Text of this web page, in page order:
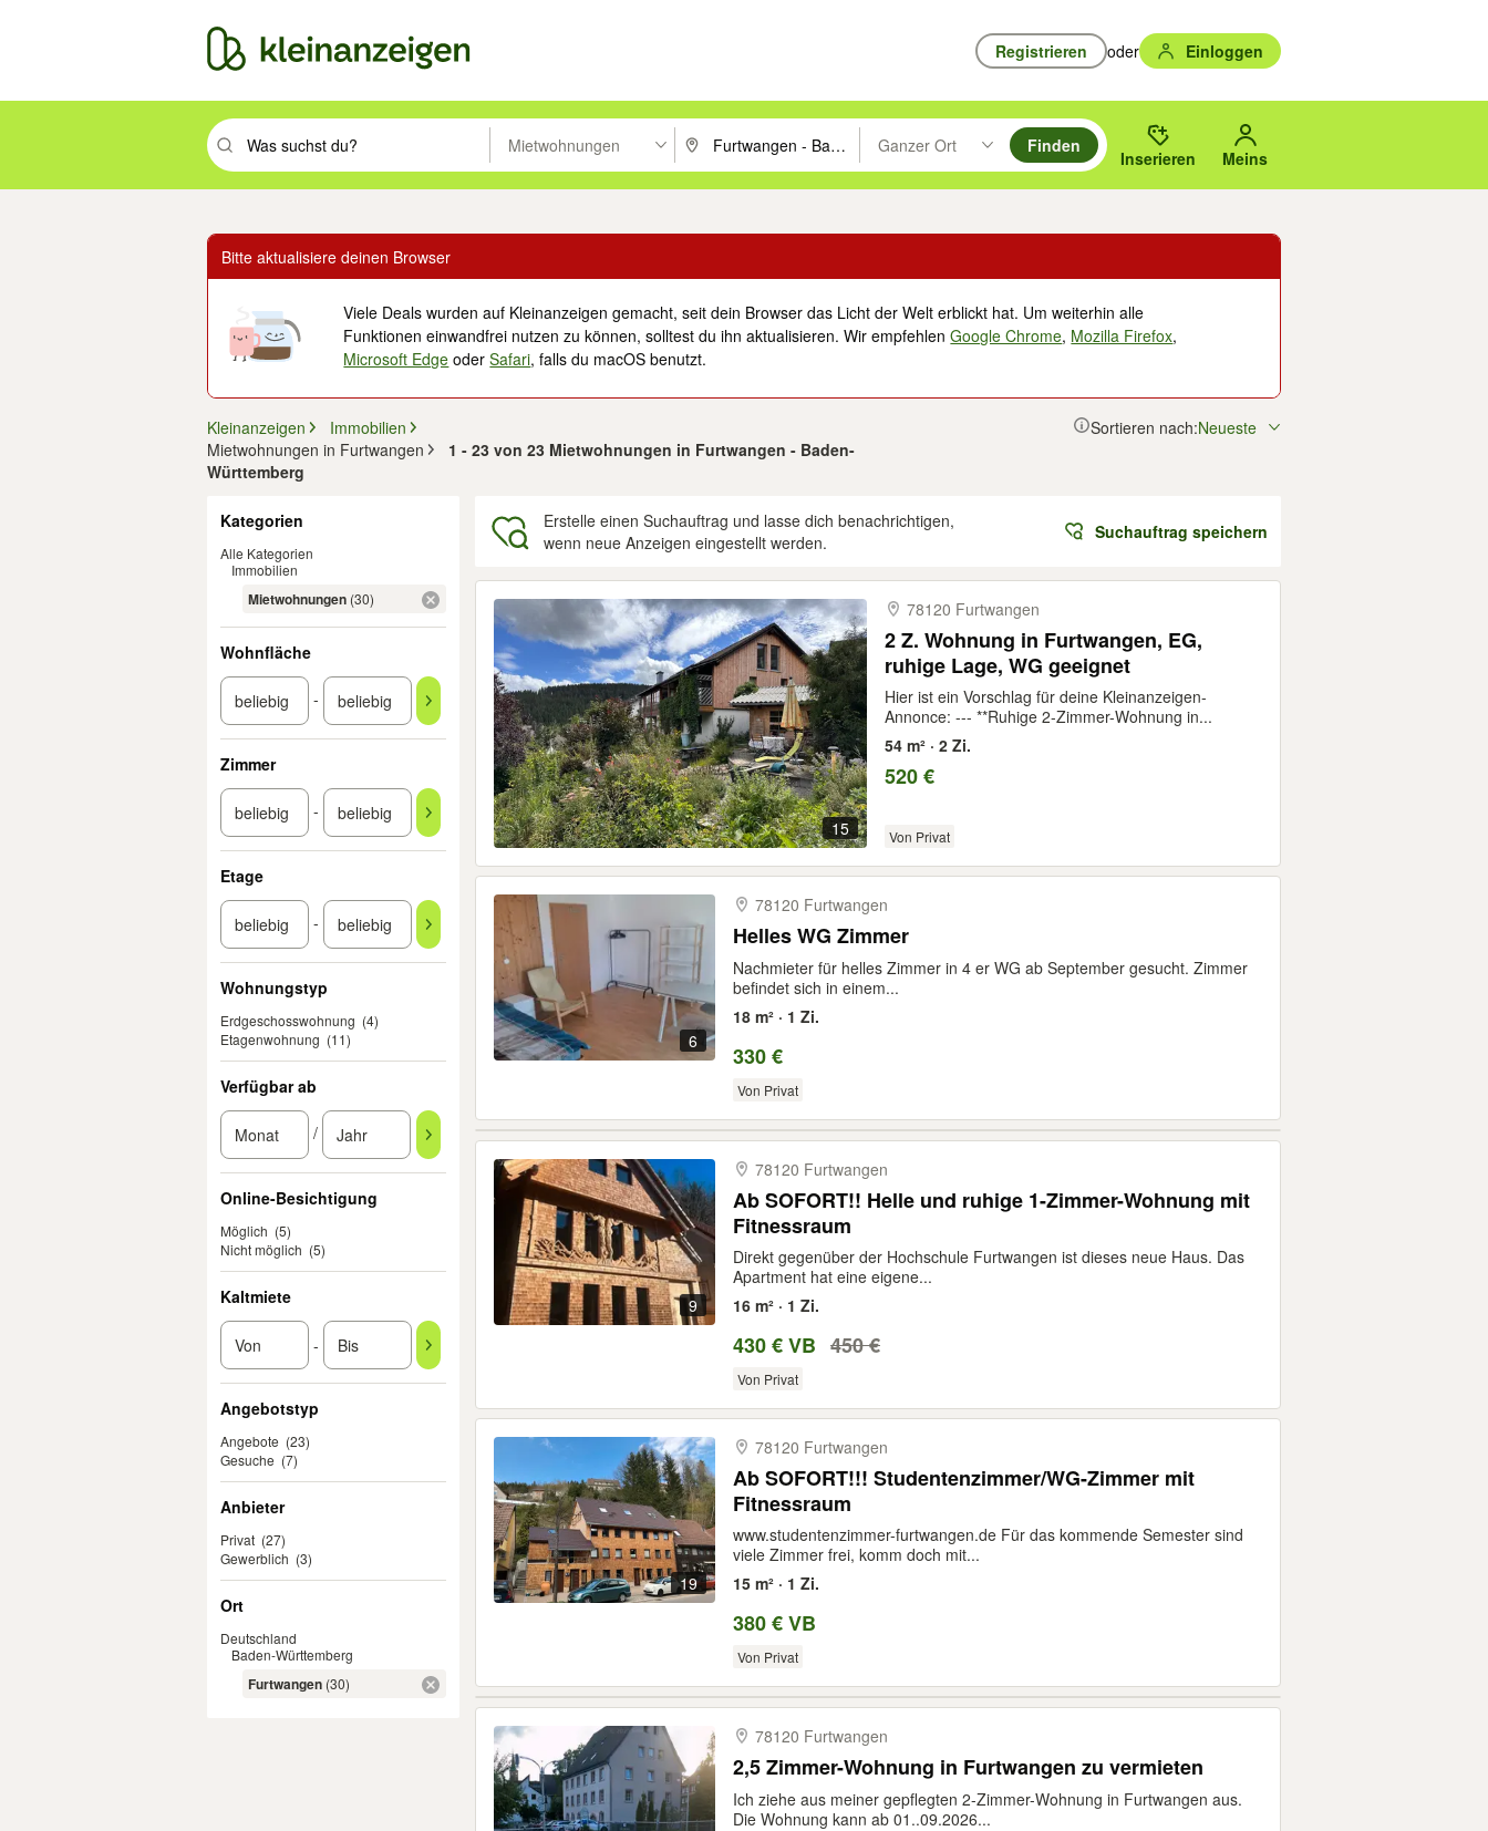
Registrieren oder Einloggen
Suchbegriff eingeben. Eingabetaste drücken um zu suchen, oder Vorschläge mit den Pfeiltasten nach oben/unten durchsuchen und mit Eingabetaste auswählen.
Mietwohnungen PLZ oder Ort eingeben. Eingabetaste drücken um zu suchen, oder Vorschläge mit den Pfeiltasten nach oben/
Ganzer Ort
Suche im Umkreis des gewählten Orts oder PLZ.
Finden
Inserieren Meins
Bitte aktualisiere deinen Browser
Viele Deals wurden auf Kleinanzeigen gemacht, seit dein Browser das Licht der Welt erblickt hat. Um weiterhin alle
Funktionen einwandfrei nutzen zu können, solltest du ihn aktualisieren. Wir empfehlenGoogle Chrome, Mozilla Firefox,
Microsoft Edge oderSafari, falls du macOS benutzt.
Kleinanzeigen
Immobilien
Mietwohnungen in Furtwangen
1 - 23 von 23 Mietwohnungen in Furtwangen - Baden-
Württemberg
Sortieren nach:Neueste
Kategorien
Alle Kategorien
Immobilien
Mietwohnungen (30)
Wohnfläche
-
Zimmer
-
Etage
-
Wohnungstyp
Erdgeschosswohnung (4)
Etagenwohnung (11)
Verfügbar ab
/
Online-Besichtigung
Möglich (5)
Nicht möglich (5)
Kaltmiete
-
Angebotstyp
Angebote (23)
Gesuche (7)
Anbieter
Privat (27)
Gewerblich (3)
Ort
Deutschland
Baden-Württemberg
Furtwangen (30)
Erstelle einen Suchauftrag und lasse dich benachrichtigen,
wenn neue Anzeigen eingestellt werden.
Suchauftrag speichern
15
78120 Furtwangen
2 Z. Wohnung in Furtwangen, EG,
ruhige Lage, WG geeignet
Hier ist ein Vorschlag für deine Kleinanzeigen-
Annonce: --- **Ruhige 2-Zimmer-Wohnung in...
54 m² · 2 Zi.
520 €
Von Privat
6
78120 Furtwangen
Helles WG Zimmer
Nachmieter für helles Zimmer in 4 er WG ab September gesucht. Zimmer
befindet sich in einem...
18 m² · 1 Zi.
330 €
Von Privat
9
78120 Furtwangen
Ab SOFORT!! Helle und ruhige 1-Zimmer-Wohnung mit
Fitnessraum
Direkt gegenüber der Hochschule Furtwangen ist dieses neue Haus. Das
Apartment hat eine eigene...
16 m² · 1 Zi.
430 € VB 450 €
Von Privat
19
78120 Furtwangen
Ab SOFORT!!! Studentenzimmer/WG-Zimmer mit
Fitnessraum
www.studentenzimmer-furtwangen.de Für das kommende Semester sind
viele Zimmer frei, komm doch mit...
15 m² · 1 Zi.
380 € VB
Von Privat
78120 Furtwangen
2,5 Zimmer-Wohnung in Furtwangen zu vermieten
Ich ziehe aus meiner gepflegten 2-Zimmer-Wohnung in Furtwangen aus.
Die Wohnung kann ab 01..09.2026...